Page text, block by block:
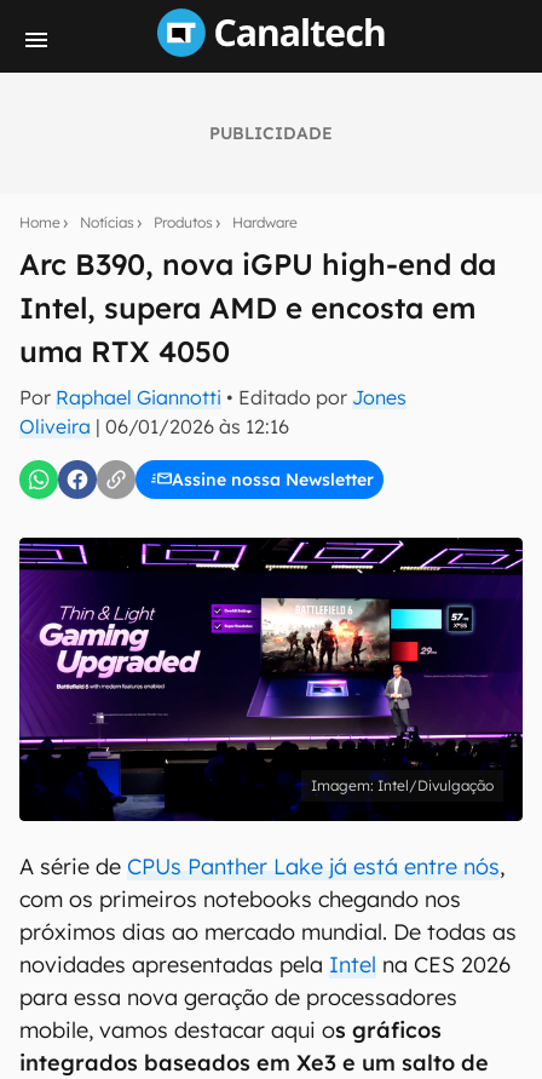
PUBLICIDADE
Home Notícias Produtos Hardware
Arc B390, nova iGPU high-end da
Intel, supera AMD e encosta em
uma RTX 4050
Por Raphael Giannotti • Editado por Jones
Oliveira | 06/01/2026 às 12:16
Assine nossa Newsletter
notícias e reviews sobre tecnologia em primeira
mão.
E-mail
inscreva-se
Confirmo que li, aceito e concordo com os Termos de
Uso e Política de Privacidade do Canaltech.
Intel/Divulgação
A série de CPUs Panther Lake já está entre nós,
com os primeiros notebooks chegando nos
próximos dias ao mercado mundial. De todas as
novidades apresentadas pela Intel na CES 2026
para essa nova geração de processadores
mobile, vamos destacar aqui os gráficos
integrados baseados em Xe3 e um salto de